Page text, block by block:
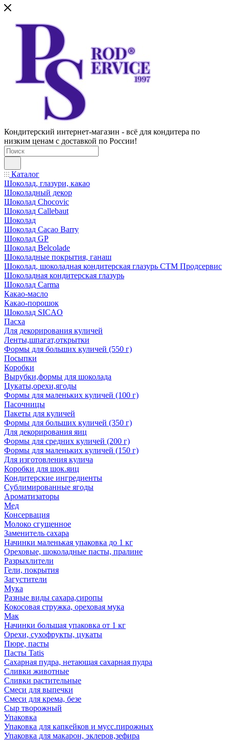
Кондитерский интернет-магазин - всё для кондитера по
низким ценам с доставкой по России!
Каталог
Шоколад, глазури, какао
Шоколадный декор
Шоколад Chocovic
Шоколад Callebaut
Шоколад
Шоколад Cacao Barry
Шоколад GP
Шоколад Belcolade
Шоколадные покрытия, ганаш
Шоколад, шоколадная кондитерская глазурь СТМ Продсервис
Шоколадная кондитерская глазурь
Шоколад Carma
Какао-масло
Какао-порошок
Шоколад SICAO
Пасха
Для декорирования куличей
Ленты,шпагат,открытки
Формы для больших куличей (550 г)
Посыпки
Коробки
Вырубки,формы для шоколада
Цукаты,орехи,ягоды
Формы для маленьких куличей (100 г)
Пасочницы
Пакеты для куличей
Формы для больших куличей (350 г)
Для декорирования яиц
Формы для средних куличей (200 г)
Формы для маленьких куличей (150 г)
Для изготовления кулича
Коробки для шок.яиц
Кондитерские ингредиенты
Сублимированные ягоды
Ароматизаторы
Мед
Консервация
Молоко сгущенное
Заменитель сахара
Начинки маленькая упаковка до 1 кг
Ореховые, шоколадные пасты, пралине
Разрыхлители
Гели, покрытия
Загустители
Мука
Разные виды сахара,сиропы
Кокосовая стружка, ореховая мука
Мак
Начинки большая упаковка от 1 кг
Орехи, сухофрукты, цукаты
Пюре, пасты
Пасты Tatis
Сахарная пудра, нетающая сахарная пудра
Сливки животные
Сливки растительные
Смеси для выпечки
Смеси для крема, безе
Сыр творожный
Упаковка
Упаковка для капкейков и мусс.пирожных
Упаковка для макарон, эклеров,зефира